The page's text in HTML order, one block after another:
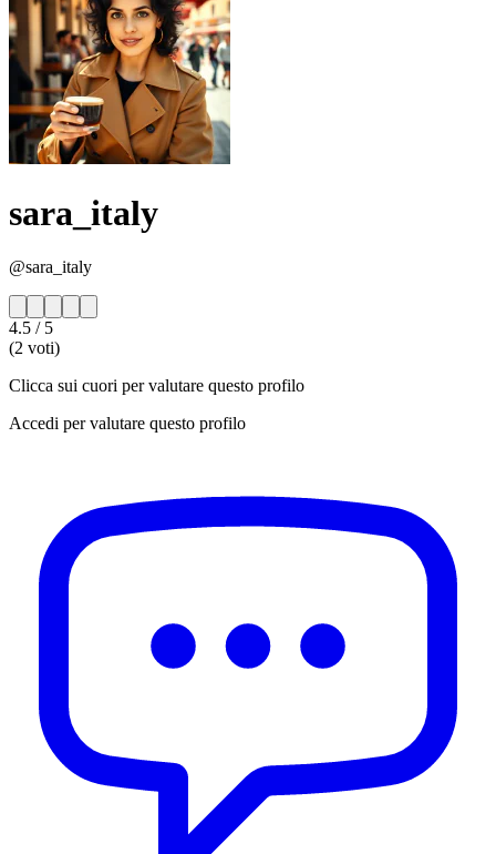
sara_italy
@sara_italy
4.5 / 5
(2 voti)
Clicca sui cuori per valutare questo profilo
Accedi per valutare questo profilo